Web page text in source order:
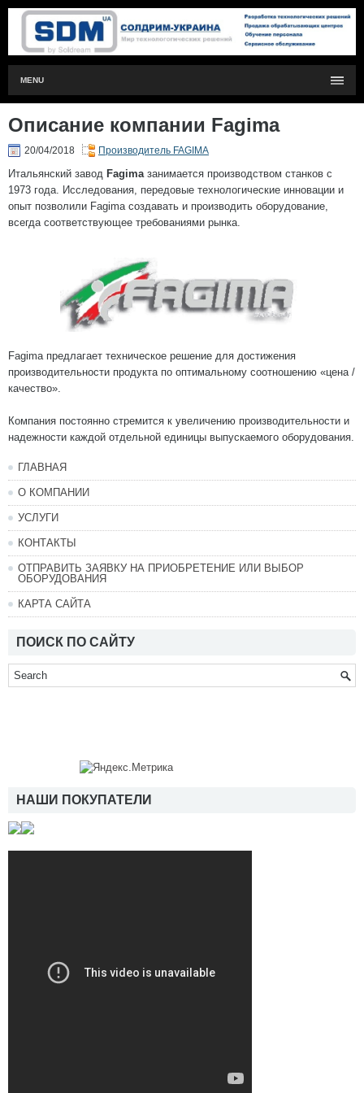
MENU
Описание компании Fagima
20/04/2018 Производитель FAGIMA
Итальянский завод Fagima занимается производством станков с
1973 года. Исследования, передовые технологические инновации и
опыт позволили Fagima создавать и производить оборудование,
всегда соответствующее требованиями рынка.
Fagima предлагает техническое решение для достижения
производительности продукта по оптимальному соотношению «цена /
качество».
Компания постоянно стремится к увеличению производительности и
надежности каждой отдельной единицы выпускаемого оборудования.
ГЛАВНАЯ
О КОМПАНИИ
УСЛУГИ
КОНТАКТЫ
ОТПРАВИТЬ ЗАЯВКУ НА ПРИОБРЕТЕНИЕ ИЛИ ВЫБОР
ОБОРУДОВАНИЯ
КАРТА САЙТА
ПОИСК ПО САЙТУ
НАШИ ПОКУПАТЕЛИ